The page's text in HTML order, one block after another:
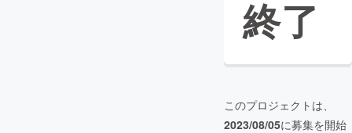
終了
このプロジェクトは、
2023/08/05に募集を開始